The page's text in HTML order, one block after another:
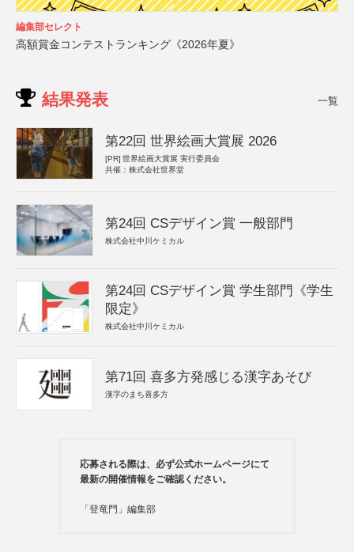
編集部セレクト
高額賞金コンテストランキング《2026年夏》
結果発表 一覧
第22回 世界絵画大賞展 2026
[PR] 世界絵画大賞展 実行委員会
共催：株式会社世界堂
第24回 CSデザイン賞 一般部門
株式会社中川ケミカル
第24回 CSデザイン賞 学生部門《学生
限定》
株式会社中川ケミカル
第71回 喜多方発感じる漢字あそび
漢字のまち喜多方
応募される際は、必ず公式ホームページにて
最新の開催情報をご確認ください。
「登竜門」編集部